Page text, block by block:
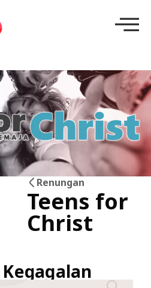
Renungan
Teens for
Christ